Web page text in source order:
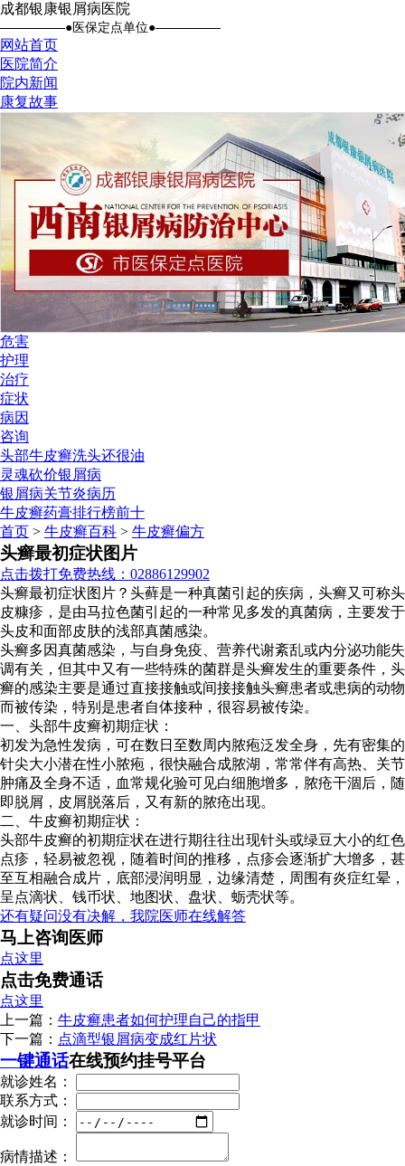
成都银康银屑病医院
●医保定点单位●
网站首页
医院简介
院内新闻
康复故事
危害
护理
治疗
症状
病因
咨询
头部牛皮癣洗头还很油
灵魂砍价银屑病
银屑病关节炎病历
牛皮癣药膏排行榜前十
首页 > 牛皮癣百科 > 牛皮癣偏方
头癣最初症状图片
点击拨打免费热线：02886129902
头癣最初症状图片？头藓是一种真菌引起的疾病，头癣又可称头
皮糠疹，是由马拉色菌引起的一种常见多发的真菌病，主要发于
头皮和面部皮肤的浅部真菌感染。
头癣多因真菌感染，与自身免疫、营养代谢紊乱或内分泌功能失
调有关，但其中又有一些特殊的菌群是头癣发生的重要条件，头
癣的感染主要是通过直接接触或间接接触头癣患者或患病的动物
而被传染，特别是患者自体接种，很容易被传染。
一、头部牛皮癣初期症状：
初发为急性发病，可在数日至数周内脓疱泛发全身，先有密集的
针尖大小潜在性小脓疱，很快融合成脓湖，常常伴有高热、关节
肿痛及全身不适，血常规化验可见白细胞增多，脓疮干涸后，随
即脱屑，皮屑脱落后，又有新的脓疮出现。
二、牛皮癣初期症状：
头部牛皮癣的初期症状在进行期往往出现针头或绿豆大小的红色
点疹，轻易被忽视，随着时间的推移，点疹会逐渐扩大增多，甚
至互相融合成片，底部浸润明显，边缘清楚，周围有炎症红晕，
呈点滴状、钱币状、地图状、盘状、蛎壳状等。
还有疑问没有决解，我院医师在线解答
马上咨询医师
点这里
点击免费通话
点这里
上一篇： 牛皮癣患者如何护理自己的指甲
下一篇： 点滴型银屑病变成红片状
一键通话在线预约挂号平台
就诊姓名：
联系方式：
就诊时间：
病情描述：